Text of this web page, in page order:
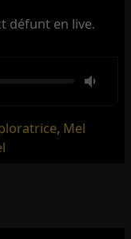
défunt en live.
, Mel